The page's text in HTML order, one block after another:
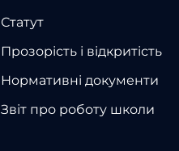
Статут
Прозорість і відкритість
Нормативні документи
Звіт про роботу школи